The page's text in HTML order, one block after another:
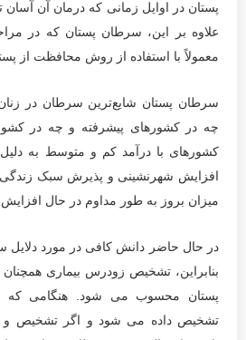
پستان در اوایل زمانی که درمان آن
علاوه بر این، سرطان پستان که در
معمولاً با استفاده از روش محافظت از
سرطان پستان شایع‌ترین سرطان در
چه در کشورهای پیشرفته و چه در
کشورهای با درآمد کم و متوسط ​​به
افزایش شهرنشینی و پذیرش سبک زندگی
میزان بروز به طور مداوم در حال
در حال حاضر دانش کافی در مورد دلایل
بنابراین، تشخیص زودرس بیماری
پستان محسوب می شود. هنگامی که
تشخیص داده می شود و اگر تشخیص و